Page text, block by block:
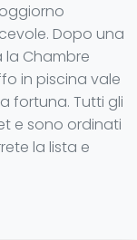
Dopo una
Chambre
in piscina vale
fortuna. Tutti gli
e sono ordinati
la lista e